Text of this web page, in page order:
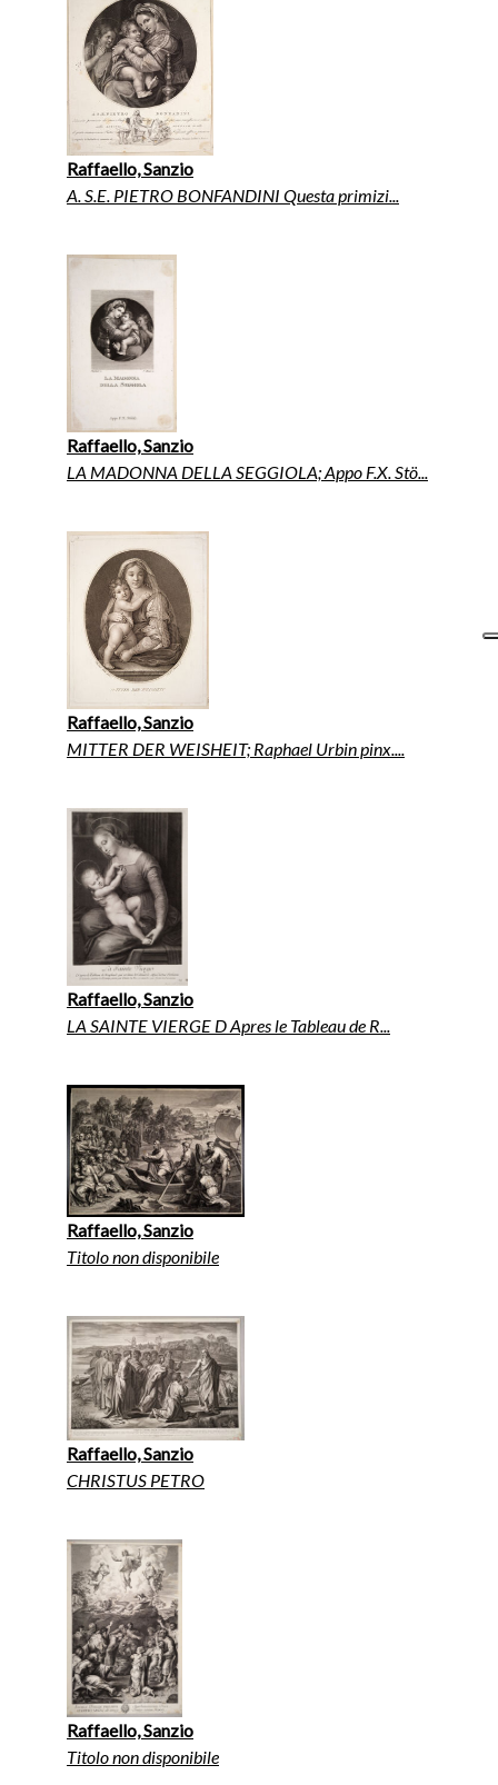
Raffaello, Sanzio
A. S.E. PIETRO BONFANDINI Questa primizi...
Raffaello, Sanzio
LA MADONNA DELLA SEGGIOLA; Appo F.X. Stö...
Raffaello, Sanzio
MITTER DER WEISHEIT; Raphael Urbin pinx....
Raffaello, Sanzio
LA SAINTE VIERGE D Apres le Tableau de R...
Raffaello, Sanzio
Titolo non disponibile
Raffaello, Sanzio
CHRISTUS PETRO
Raffaello, Sanzio
Titolo non disponibile